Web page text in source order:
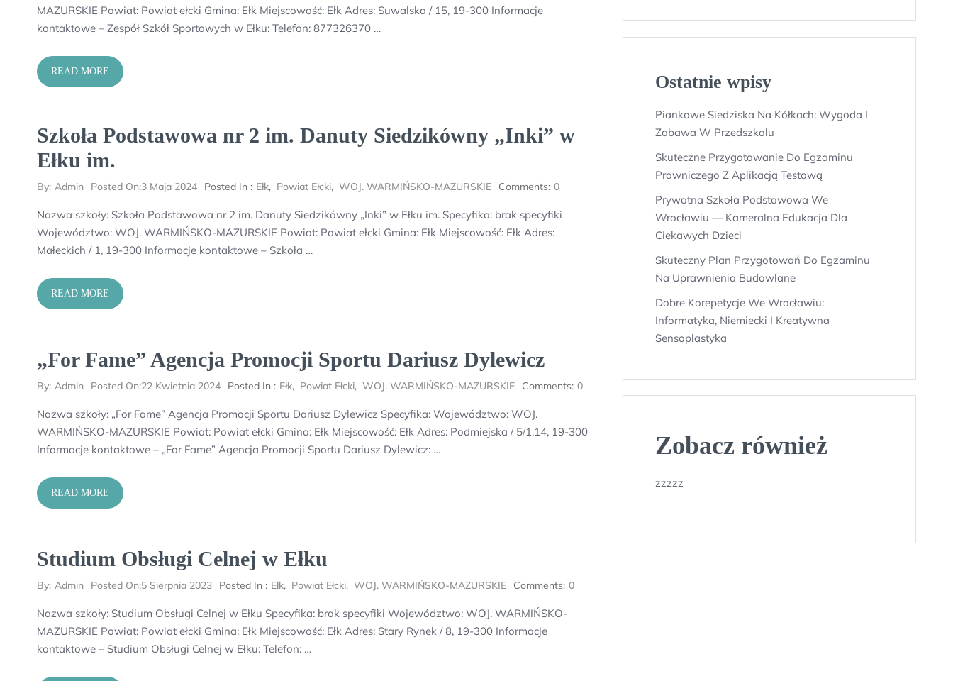
MAZURSKIE Powiat: Powiat ełcki Gmina: Ełk Miejscowość: Ełk Adres: Suwalska / 15, 19-300 Informacje
kontaktowe – Zespół Szkół Sportowych w Ełku: Telefon: 877326370 …
READ MORE
Szkoła Podstawowa nr 2 im. Danuty Siedzikówny „Inki” w
Ełku im.
By: Admin Posted On:3 Maja 2024 Posted In : Ełk, Powiat Ełcki, WOJ. WARMIŃSKO-MAZURSKIE Comments: 0
Nazwa szkoły: Szkoła Podstawowa nr 2 im. Danuty Siedzikówny „Inki” w Ełku im. Specyfika: brak specyfiki
Województwo: WOJ. WARMIŃSKO-MAZURSKIE Powiat: Powiat ełcki Gmina: Ełk Miejscowość: Ełk Adres:
Małeckich / 1, 19-300 Informacje kontaktowe – Szkoła …
READ MORE
„For Fame” Agencja Promocji Sportu Dariusz Dylewicz
By: Admin Posted On:22 Kwietnia 2024 Posted In : Ełk, Powiat Ełcki, WOJ. WARMIŃSKO-MAZURSKIE Comments: 0
Nazwa szkoły: „For Fame” Agencja Promocji Sportu Dariusz Dylewicz Specyfika: Województwo: WOJ.
WARMIŃSKO-MAZURSKIE Powiat: Powiat ełcki Gmina: Ełk Miejscowość: Ełk Adres: Podmiejska / 5/1.14, 19-300
Informacje kontaktowe – „For Fame” Agencja Promocji Sportu Dariusz Dylewicz: …
READ MORE
Studium Obsługi Celnej w Ełku
By: Admin Posted On:5 Sierpnia 2023 Posted In : Ełk, Powiat Ełcki, WOJ. WARMIŃSKO-MAZURSKIE Comments: 0
Nazwa szkoły: Studium Obsługi Celnej w Ełku Specyfika: brak specyfiki Województwo: WOJ. WARMIŃSKO-
MAZURSKIE Powiat: Powiat ełcki Gmina: Ełk Miejscowość: Ełk Adres: Stary Rynek / 8, 19-300 Informacje
kontaktowe – Studium Obsługi Celnej w Ełku: Telefon: …
Ostatnie wpisy
Piankowe Siedziska Na Kółkach: Wygoda I
Zabawa W Przedszkolu
Skuteczne Przygotowanie Do Egzaminu
Prawniczego Z Aplikacją Testową
Prywatna Szkoła Podstawowa We
Wrocławiu — Kameralna Edukacja Dla
Ciekawych Dzieci
Skuteczny Plan Przygotowań Do Egzaminu
Na Uprawnienia Budowlane
Dobre Korepetycje We Wrocławiu:
Informatyka, Niemiecki I Kreatywna
Sensoplastyka
Zobacz również
zzzzz